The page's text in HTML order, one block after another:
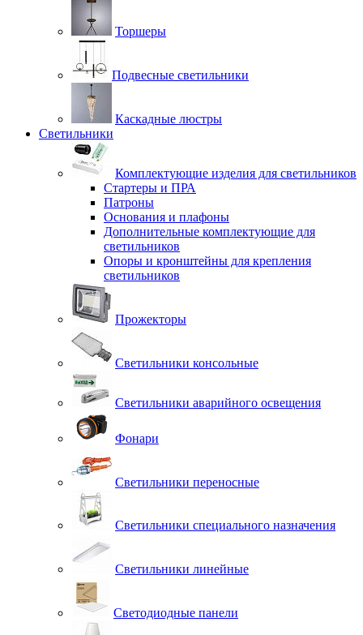
Торшеры
Подвесные светильники
Каскадные люстры
Светильники
Комплектующие изделия для светильников
Стартеры и ПРА
Патроны
Основания и плафоны
Дополнительные комплектующие для
светильников
Опоры и кронштейны для крепления
светильников
Прожекторы
Светильники консольные
Светильники аварийного освещения
Фонари
Светильники переносные
Светильники специального назначения
Светильники линейные
Светодиодные панели